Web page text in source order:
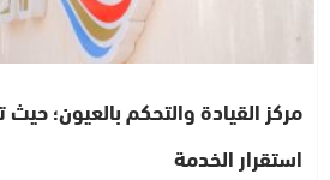
مركز القيادة والتحكم بالعيون؛
استقرار الخدمة